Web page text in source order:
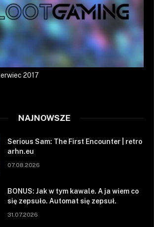
2017
NAJNOWSZE
Serious Sam: The First Encounter | retro
arhn.eu
07.08.2026
BONUS: Jak w tym kawale. A ja wiem co
się zepsuło. Automat się zepsuł.
31.07.2026